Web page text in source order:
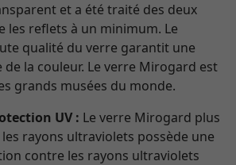
et a été traité des deux
les reflets à un minimum. Le
qualité du verre garantit une
la couleur. Le verre Mirogard est
grands musées du monde.
UV : Le verre Mirogard plus
rayons ultraviolets possède une
contre les rayons ultraviolets